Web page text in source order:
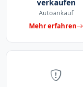
verkaufen
Autoankauf
Mehr erfahren